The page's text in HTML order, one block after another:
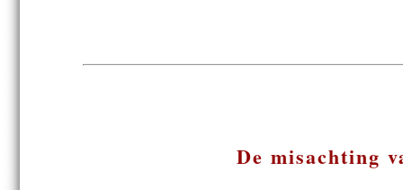
De misachting